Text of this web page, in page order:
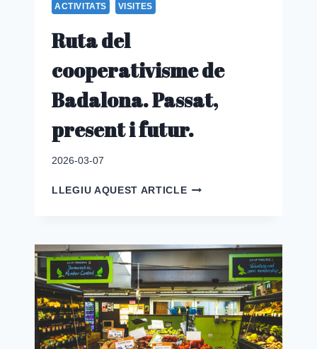
ACTIVITATS VISITES
Ruta del
cooperativisme de
Badalona. Passat,
present i futur.
2026-03-07
LLEGIU AQUEST ARTICLERUTA
BADALONA.
PASSAT,
PRESENT
I
FUTUR.